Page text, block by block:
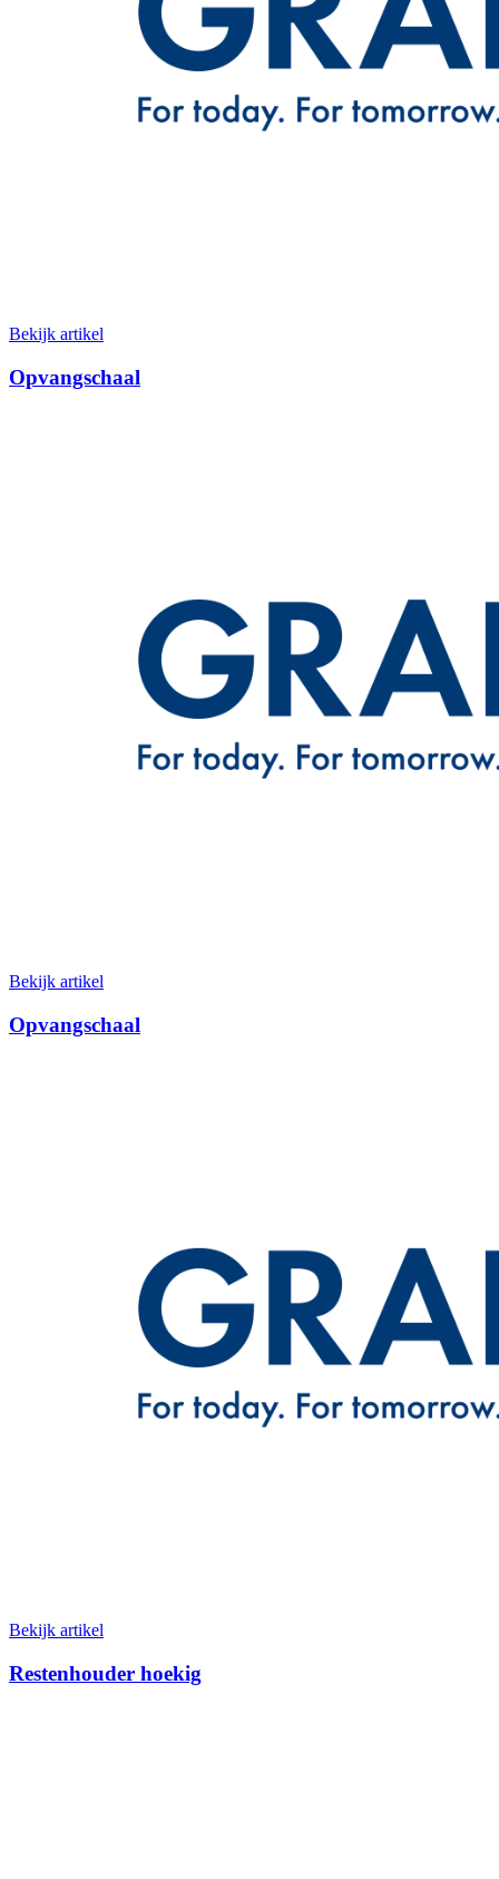
Bekijk artikel
Opvangschaal
Bekijk artikel
Opvangschaal
Bekijk artikel
Restenhouder hoekig